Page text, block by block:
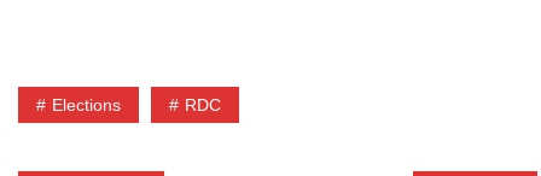
Elections RDC